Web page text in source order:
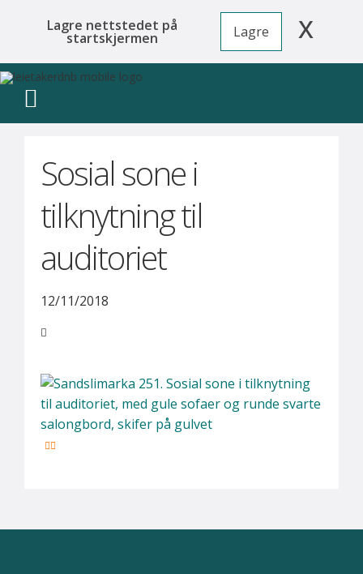
Lagre nettstedet på
startskjermen Lagre x
Sosial sone i
tilknytning til
auditoriet
12/11/2018